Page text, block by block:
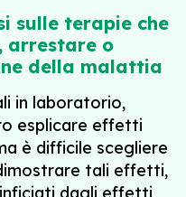
sulle terapie che
arrestare o
della malattia
in laboratorio,
esplicare effetti
è difficile scegliere
tali effetti,
dagli effetti